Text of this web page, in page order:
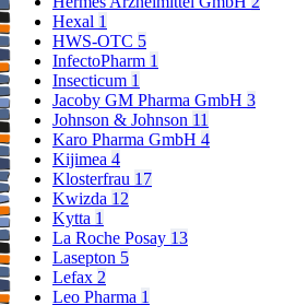
Hexal 1
HWS-OTC 5
InfectoPharm 1
Insecticum 1
Jacoby GM Pharma GmbH 3
Johnson & Johnson 11
Karo Pharma GmbH 4
Kijimea 4
Klosterfrau 17
Kwizda 12
Kytta 1
La Roche Posay 13
Lasepton 5
Lefax 2
Leo Pharma 1